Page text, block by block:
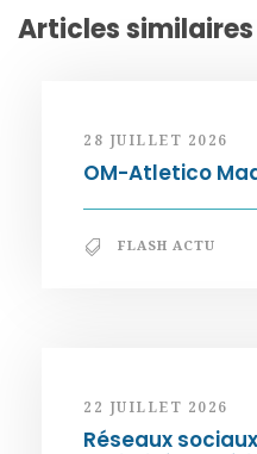
Articles similaires
28 JUILLET 2026
OM-Atletico
FLASH ACTU
22 JUILLET 2026
Réseaux